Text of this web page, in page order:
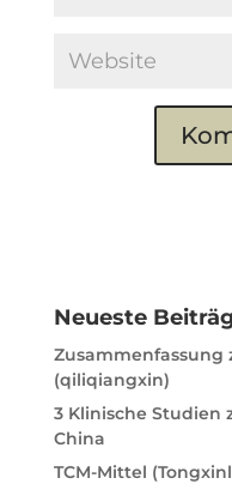
a
t
i
v
e
Neueste
Zusammenfassung
(qiliqiangxin)
3 Klinische Studien
China
TCM-Mittel